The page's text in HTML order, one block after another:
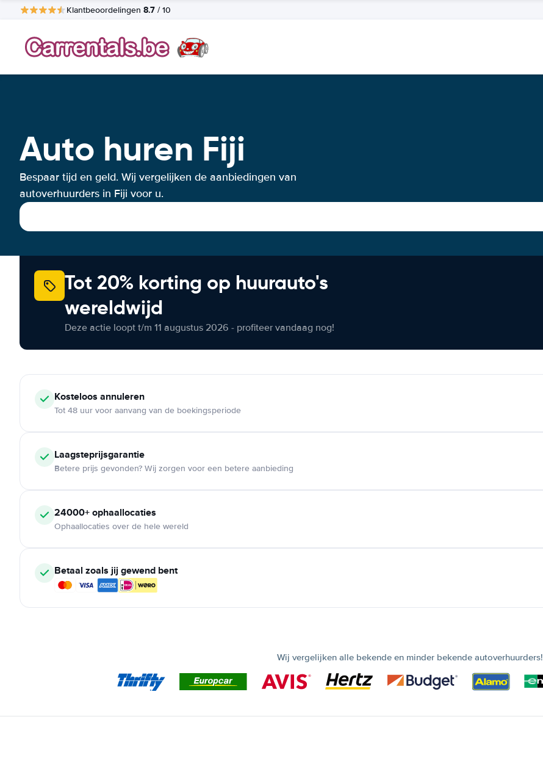
Klantbeoordelingen 8.7 / 10
Auto huren Fiji
Bespaar tijd en geld. Wij vergelijken de aanbiedingen van
autoverhuurders in Fiji voor u.
Tot 20% korting op huurauto's
wereldwijd
Deze actie loopt t/m 11 augustus 2026 - profiteer vandaag nog!
Kosteloos annuleren
Tot 48 uur voor aanvang van de boekingsperiode
Laagsteprijsgarantie
Betere prijs gevonden? Wij zorgen voor een betere aanbieding
24000+ophaallocaties
Ophaallocaties over de hele wereld
Betaal zoals jij gewend bent
Wij vergelijken alle bekende en minder bekende autoverhuurders!